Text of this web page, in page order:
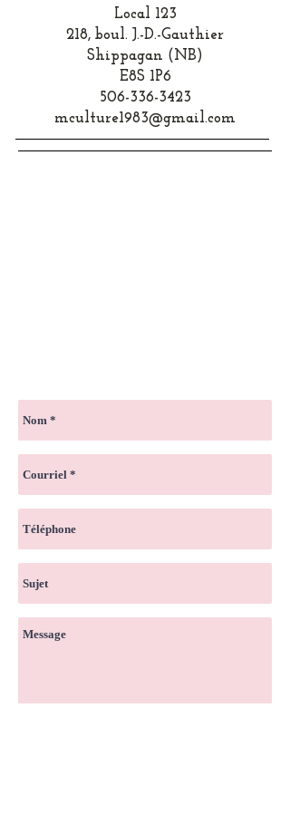
Local 123
218, boul. J.-D.-Gauthier
Shippagan (NB)
E8S 1P6
506-336-3423
mculture1983@gmail.com